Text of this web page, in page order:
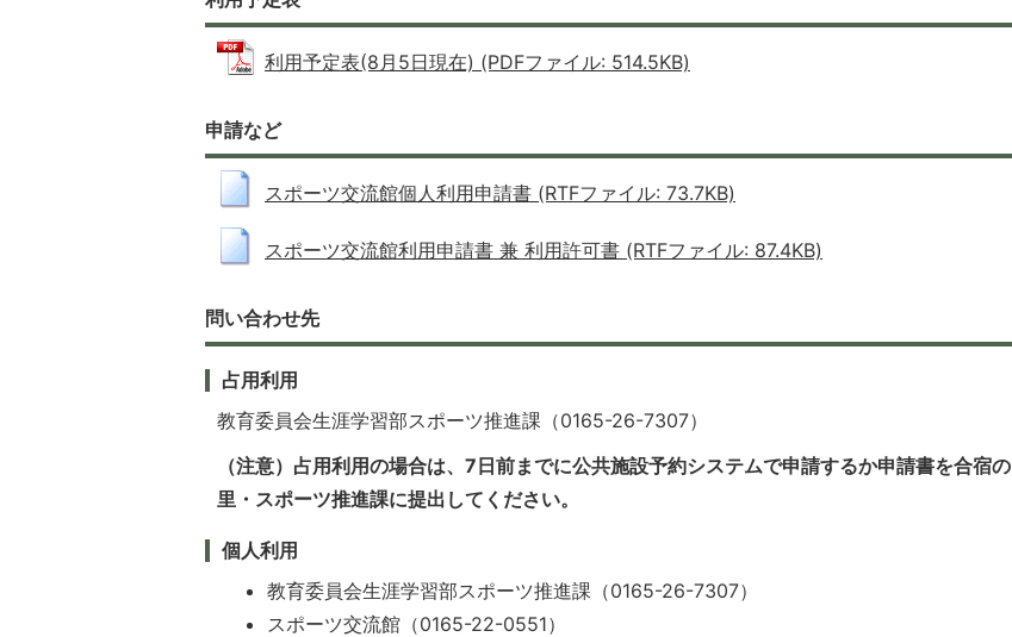
利用予定表(8月5日現在) (PDFファイル: 514.5KB)
申請など
スポーツ交流館個人利用申請書 (RTFファイル: 73.7KB)
スポーツ交流館利用申請書 兼 利用許可書 (RTFファイル: 87.4KB)
問い合わせ先
占用利用
教育委員会生涯学習部スポーツ推進課（0165-26-7307）
（注意）占用利用の場合は、7日前までに公共施設予約システムで申請するか申請書を合宿の
里・スポーツ推進課に提出してください。
個人利用
教育委員会生涯学習部スポーツ推進課（0165-26-7307）
スポーツ交流館（0165-22-0551）